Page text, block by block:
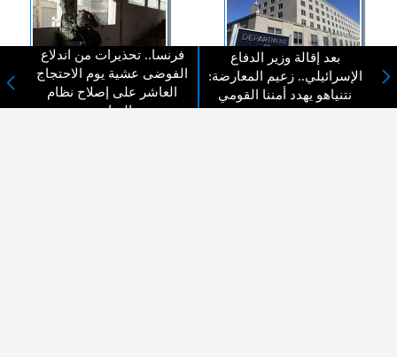
"الخارجية الأميركية" تدعو اسـ رائيل
إلى "وقف العنف على ...
جيش الاحتـ لال يقرر الدفع بكتائب
عسكرية جديدة بالضفة...
بعد إقالة وزير الدفاع
الإسرائيلي.. زعيم المعارضة:
نتنياهو يهدد أمننا القومي
فرنسا.. تحذيرات من اندلاع
الفوضى عشية يوم الاحتجاج
العاشر على إصلاح نظام
التقاعد